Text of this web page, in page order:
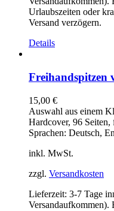
Urlaubszeiten oder
Versand verzögern.
Details
Freihandspitzen
15,00 €
Auswahl aus einem
Hardcover, 96
Sprachen: Deutsch,
inkl. MwSt.
zzgl. Versandkosten
Lieferzeit: 3-7 Tage
Versandaufkommen).